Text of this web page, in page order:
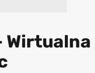
Wirtualna